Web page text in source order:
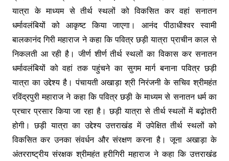
यात्रा के माध्यम से तीर्थ स्थलों को विकसित कर वहां सनातन
धर्मावलंबियों को आकृष्ट किया जाएगा। आनंद पीठाधीश्वर स्वामी
बालकानंद गिरी महाराज ने कहा कि पवित्र छड़ी यात्रा प्राचीन काल से
निकलती आ रही है। जीर्ण शीर्ण तीर्थ स्थलों का विकास कर सनातन
धर्मावलंबियों को वहां तक पहुंचने का सुगम मार्ग बनाना पवित्र छड़ी
यात्रा का उद्देश्य है। पंचायती अखाड़ा श्री निरंजनी के सचिव श्रीमहंत
रविंद्रपुरी महाराज ने कहा कि पवित्र छड़ी के माध्यम से सनातन धर्म का
प्रचार प्रसार किया जा रहा है। छड़ी यात्रा से तीर्थ स्थलों में बढ़ोतरी
होगी। छड़ी यात्रा का उद्देश्य उत्तराखंड में उपेक्षित तीर्थ स्थलों को
विकसित कर उनका संवर्धन और संरक्षण करना है। जूना अखाड़ा के
अंतरराष्ट्रीय संरक्षक श्रीमहंत हरीगिरी महाराज ने कहा कि उत्तराखंड